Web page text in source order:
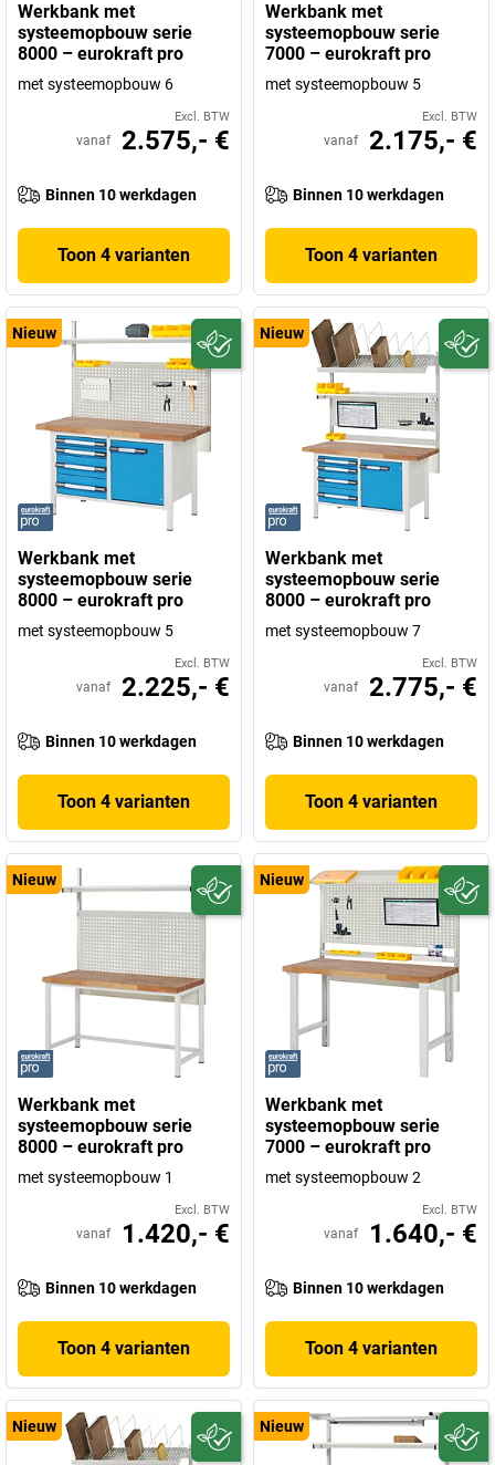
Werkbank met
systeemopbouw serie
8000 – eurokraft pro
met systeemopbouw 6
Excl. BTW
vanaf 2.575,- €
Binnen 10 werkdagen
Toon 4 varianten
Werkbank met
systeemopbouw serie
7000 – eurokraft pro
met systeemopbouw 5
Excl. BTW
vanaf 2.175,- €
Binnen 10 werkdagen
Toon 4 varianten
Nieuw
Werkbank met
systeemopbouw serie
8000 – eurokraft pro
met systeemopbouw 5
Excl. BTW
vanaf 2.225,- €
Binnen 10 werkdagen
Toon 4 varianten
Nieuw
Werkbank met
systeemopbouw serie
8000 – eurokraft pro
met systeemopbouw 7
Excl. BTW
vanaf 2.775,- €
Binnen 10 werkdagen
Toon 4 varianten
Nieuw
Werkbank met
systeemopbouw serie
8000 – eurokraft pro
met systeemopbouw 1
Excl. BTW
vanaf 1.420,- €
Binnen 10 werkdagen
Toon 4 varianten
Nieuw
Werkbank met
systeemopbouw serie
7000 – eurokraft pro
met systeemopbouw 2
Excl. BTW
vanaf 1.640,- €
Binnen 10 werkdagen
Toon 4 varianten
Nieuw Nieuw